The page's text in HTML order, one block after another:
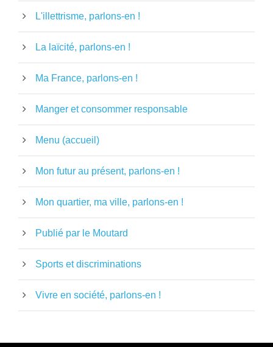
L'illettrisme, parlons-en !
La laïcité, parlons-en !
Ma France, parlons-en !
Manger et consommer responsable
Menu (accueil)
Mon futur au présent, parlons-en !
Mon quartier, ma ville, parlons-en !
Publié par le Moutard
Sports et discriminations
Vivre en société, parlons-en !